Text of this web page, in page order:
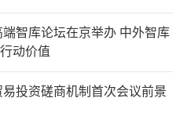
智库论坛在京举办 中外智库
动价值
投资磋商机制首次会议前景